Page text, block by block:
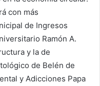
con más
de Ingresos
Ramón A.
y la de
de Belén de
y Adicciones Papa